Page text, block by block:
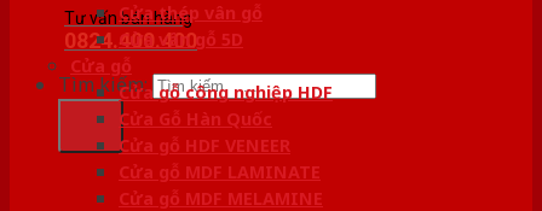
Tư vấn bán hàng
0824.400.400
Tìm kiếm:
Cửa thép vân gỗ
Cửa vân gỗ 5D
Cửa gỗ
Cửa gỗ công nghiệp HDF
Cửa Gỗ Hàn Quốc
Cửa gỗ HDF VENEER
Cửa gỗ MDF LAMINATE
Cửa gỗ MDF MELAMINE